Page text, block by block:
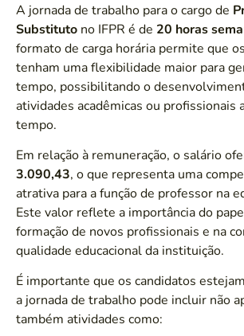
A jornada de trabalho para o cargo de
Substituto no IFPR é de 20 horas
formato de carga horária permite que
tenham uma flexibilidade maior para
tempo, possibilitando o
atividades acadêmicas ou profissionais
tempo.
Em relação à remuneração, o salário
3.090,43, o que representa uma
atrativa para a função de professor na
Este valor reflete a importância do
formação de novos profissionais e na
qualidade educacional da instituição.
É importante que os candidatos
a jornada de trabalho pode incluir não
também atividades como: